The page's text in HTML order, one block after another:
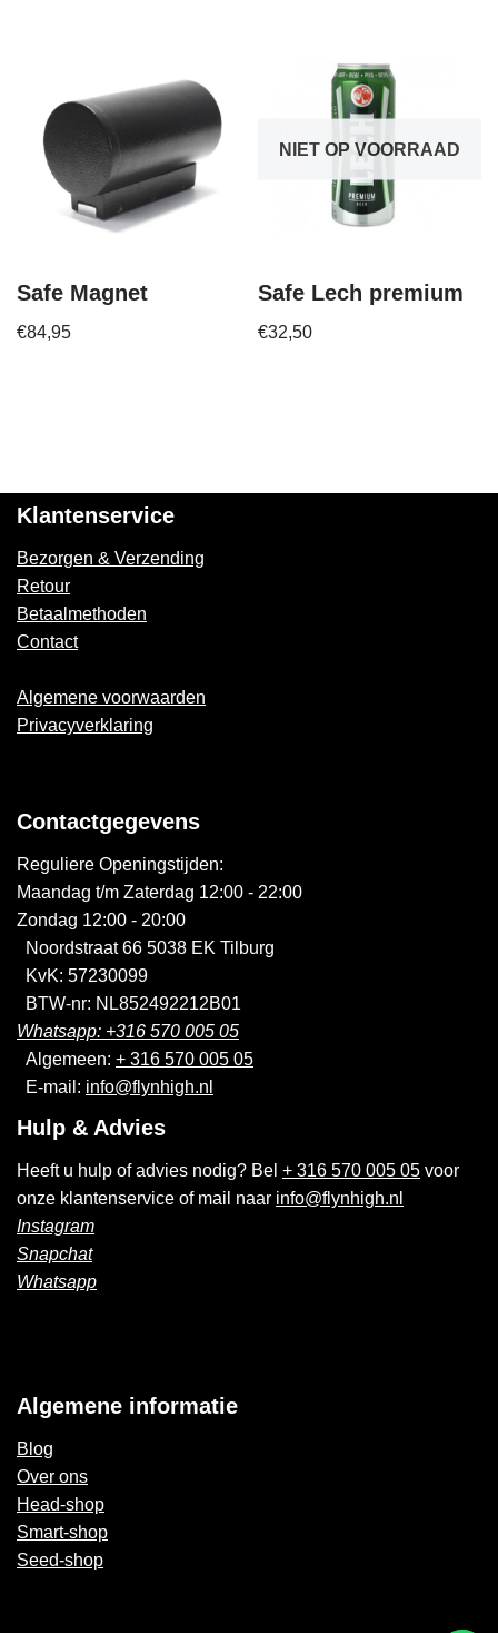
Safe Magnet
€84,95
NIET OP VOORRAAD
Safe Lech premium
€32,50
Klantenservice
Bezorgen & Verzending
Retour
Betaalmethoden
Contact
Algemene voorwaarden
Privacyverklaring
Contactgegevens
Reguliere Openingstijden:
Maandag t/m Zaterdag 12:00 - 22:00
Zondag 12:00 - 20:00
Noordstraat 66 5038 EK Tilburg
KvK: 57230099
BTW-nr: NL852492212B01
Whatsapp: +316 570 005 05
Algemeen: + 316 570 005 05
E-mail: info@flynhigh.nl
Hulp & Advies
Heeft u hulp of advies nodig? Bel + 316 570 005 05 voor
onze klantenservice of mail naar info@flynhigh.nl
Instagram
Snapchat
Whatsapp
Algemene informatie
Blog
Over ons
Head-shop
Smart-shop
Seed-shop